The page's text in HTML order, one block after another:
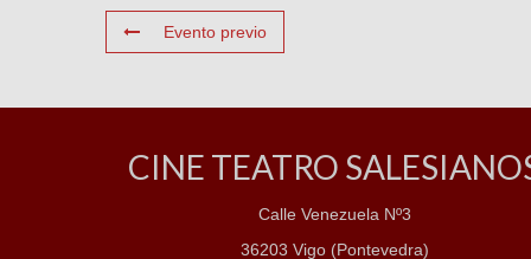
Evento previo
CINE TEATRO
Calle Venezuela Nº3
36203 Vigo (Pontevedra)